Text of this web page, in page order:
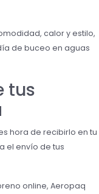
calor y estilo,
de buceo en aguas
tus
hora de recibirlo en tu
el envío de tus
online, Aeropaq